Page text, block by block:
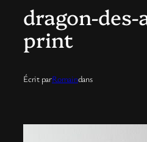
dragon-des-
print
Écrit parRomaindans